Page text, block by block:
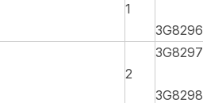
1
3G8296
2
3G8297
3G8298